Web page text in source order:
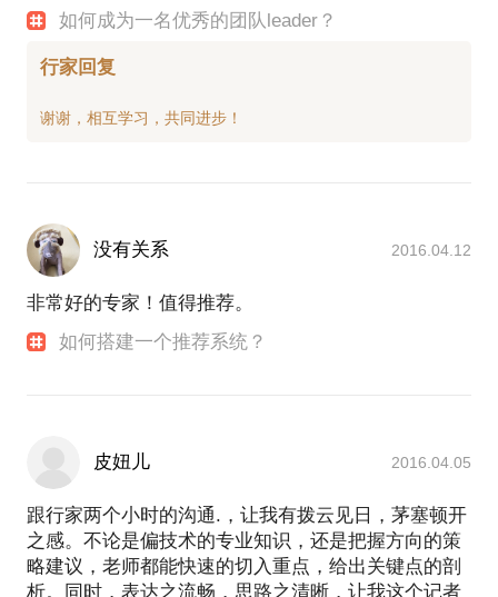
如何成为一名优秀的团队leader？
行家回复
没有关系 2016.04.12
非常好的专家！值得推荐。
如何搭建一个推荐系统？
皮妞儿 2016.04.05
跟行家两个小时的沟通.，让我有拨云见日，茅塞顿开
之感。不论是偏技术的专业知识，还是把握方向的策
略建议，老师都能快速的切入重点，给出关键点的剖
析。同时，表达之流畅，思路之清晰，让我这个记者